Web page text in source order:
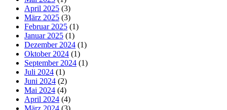
April 2025 (3)
März 2025 (3)
Februar 2025 (1)
Januar 2025 (1)
Dezember 2024 (1)
Oktober 2024 (1)
September 2024 (1)
Juli 2024 (1)
Juni 2024 (2)
Mai 2024 (4)
April 2024 (4)
März 2024 (3)